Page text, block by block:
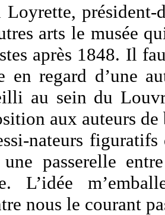
Loyrette,
arts le musée
après 1848. Il
en regard d’une
au sein du
aux auteurs
nateurs
une passerelle
L’idée
nous le courant